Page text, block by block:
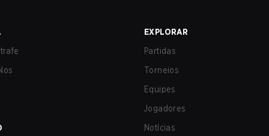
EXPLORAR
Partidas
Torneios
Equipes
Jogadores
Notícias